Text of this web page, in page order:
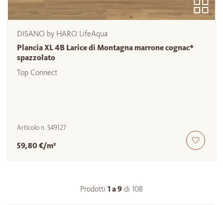
DISANO by HARO LifeAqua
Plancia XL 4B Larice di Montagna marrone cognac*
spazzolato
Top Connect
Articolo n. 549127
59,80 €/m²
Prodotti 1 a9 di 108